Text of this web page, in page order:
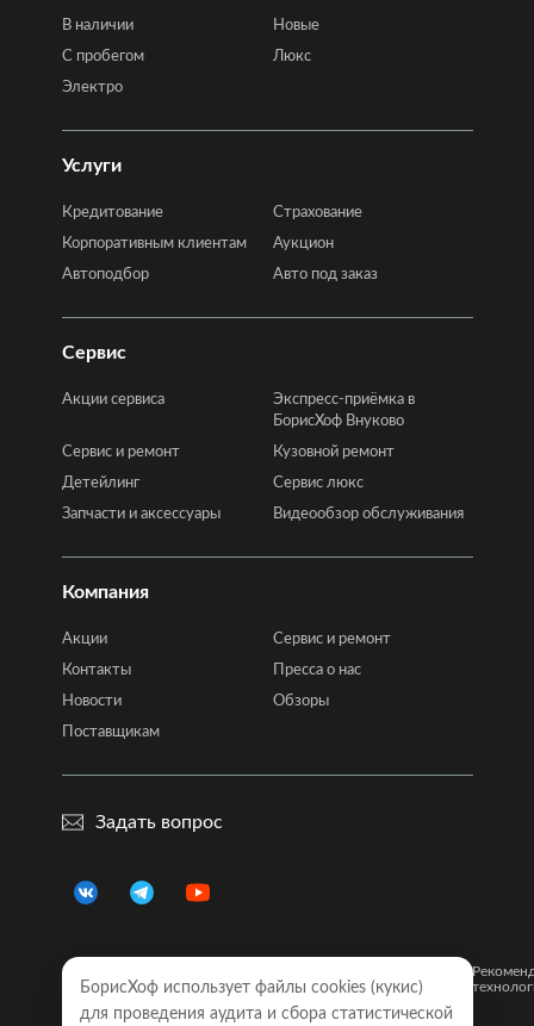
В наличии
Новые
C пробегом
Люкс
Электро
Услуги
Кредитование
Страхование
Корпоративным клиентам
Аукцион
Автоподбор
Авто под заказ
Сервис
Акции сервиса
Экспресс-приёмка в
БорисХоф Внуково
Сервис и ремонт
Кузовной ремонт
Детейлинг
Сервис люкс
Запчасти и аксессуары
Видеообзор обслуживания
Компания
Акции
Сервис и ремонт
Контакты
Пресса о нас
Новости
Обзоры
Поставщикам
Задать вопрос
Правовая
информация
конфиденциальности
сайта
БорисХоф использует файлы cookies (кукиc)
для проведения аудита и сбора статистической